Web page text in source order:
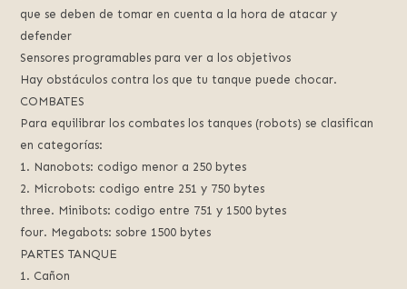
que se deben de tomar en cuenta a la hora de atacar y
defender
Sensores programables para ver a los objetivos
Hay obstáculos contra los que tu tanque puede chocar.
COMBATES
Para equilibrar los combates los tanques (robots) se clasifican
en categorías:
1. Nanobots: codigo menor a 250 bytes
2. Microbots: codigo entre 251 y 750 bytes
three. Minibots: codigo entre 751 y 1500 bytes
four. Megabots: sobre 1500 bytes
PARTES TANQUE
1. Cañon